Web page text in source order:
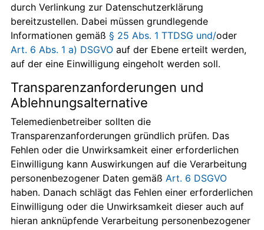
durch Verlinkung zur Datenschutzerklärung
bereitzustellen. Dabei müssen grundlegende
Informationen gemäß§ 25 Abs. 1 TTDSG und/oder
Art. 6 Abs. 1 a) DSGVO auf der Ebene erteilt werden,
auf der eine Einwilligung eingeholt werden soll.
Transparenzanforderungen und
Ablehnungsalternative
Telemedienbetreiber sollten die
Transparenzanforderungen gründlich prüfen. Das
Fehlen oder die Unwirksamkeit einer erforderlichen
Einwilligung kann Auswirkungen auf die Verarbeitung
personenbezogener Daten gemäß Art. 6 DSGVO
haben. Danach schlägt das Fehlen einer erforderlichen
Einwilligung oder die Unwirksamkeit dieser auch auf
hieran anknüpfende Verarbeitung personenbezogener